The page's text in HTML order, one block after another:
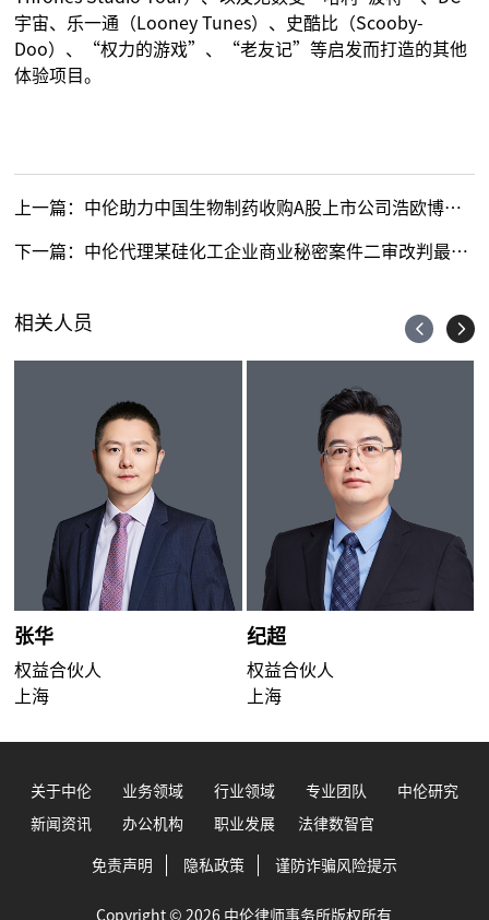
宇宙、乐一通（Looney Tunes）、史酷比（Scooby-
Doo）、“权力的游戏”、“老友记”等启发而打造的其他
体验项目。
上一篇： 中伦助力中国生物制药收购A股上市公司浩欧博控制权
下一篇： 中伦代理某硅化工企业商业秘密案件二审改判最高法院支持惩罚性赔偿请求
相关人员
张华
权益合伙人
上海
纪超
权益合伙人
上海
关于中伦 业务领域 行业领域 专业团队 中伦研究
新闻资讯 办公机构 职业发展 法律数智官
免责声明 隐私政策 谨防诈骗风险提示
Copyright © 2026 中伦律师事务所版权所有